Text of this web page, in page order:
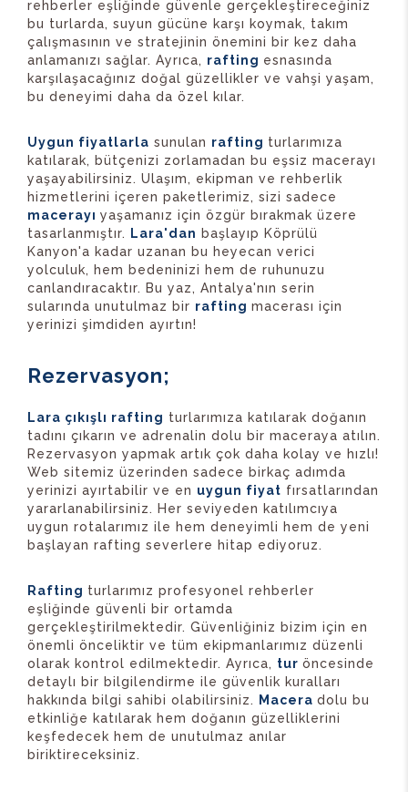
rehberler eşliğinde güvenle gerçekleştireceğiniz
bu turlarda, suyun gücüne karşı koymak, takım
çalışmasının ve stratejinin önemini bir kez daha
anlamanızı sağlar. Ayrıca, rafting esnasında
karşılaşacağınız doğal güzellikler ve vahşi yaşam,
bu deneyimi daha da özel kılar.
Uygun fiyatlarla sunulan rafting turlarımıza
katılarak, bütçenizi zorlamadan bu eşsiz macerayı
yaşayabilirsiniz. Ulaşım, ekipman ve rehberlik
hizmetlerini içeren paketlerimiz, sizi sadece
macerayı yaşamanız için özgür bırakmak üzere
tasarlanmıştır.
Lara'dan başlayıp Köprülü
Kanyon'a kadar uzanan bu heyecan verici
yolculuk, hem bedeninizi hem de ruhunuzu
canlandıracaktır. Bu yaz, Antalya'nın serin
sularında unutulmaz bir rafting macerası için
yerinizi şimdiden ayırtın!
Rezervasyon;
Lara çıkışlı rafting turlarımıza katılarak doğanın
tadını çıkarın ve adrenalin dolu bir maceraya atılın.
Rezervasyon yapmak artık çok daha kolay ve hızlı!
Web sitemiz üzerinden sadece birkaç adımda
yerinizi ayırtabilir ve en uygun fiyat fırsatlarından
yararlanabilirsiniz. Her seviyeden katılımcıya
uygun rotalarımız ile hem deneyimli hem de yeni
başlayan rafting severlere hitap ediyoruz.
Rafting turlarımız profesyonel rehberler
eşliğinde güvenli bir ortamda
gerçekleştirilmektedir. Güvenliğiniz bizim için en
önemli önceliktir ve tüm ekipmanlarımız düzenli
olarak kontrol edilmektedir. Ayrıca, tur öncesinde
detaylı bir bilgilendirme ile güvenlik kuralları
hakkında bilgi sahibi olabilirsiniz.
Macera dolu bu
etkinliğe katılarak hem doğanın güzelliklerini
keşfedecek hem de unutulmaz anılar
biriktireceksiniz.